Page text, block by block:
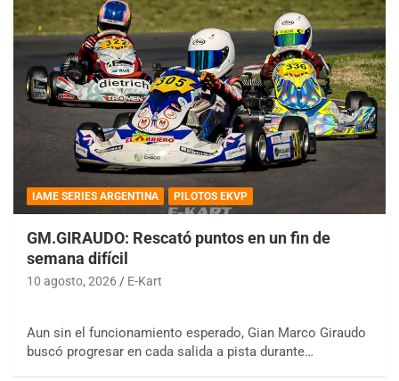
IAME SERIES ARGENTINA PILOTOS EKVP
GM.GIRAUDO: Rescató puntos en un fin de
semana difícil
10 agosto, 2026 E-Kart
Aun sin el funcionamiento esperado, Gian Marco Giraudo
buscó progresar en cada salida a pista durante…